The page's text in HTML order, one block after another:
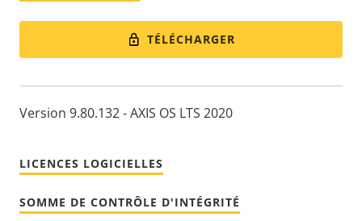
TÉLÉCHARGER
Version 9.80.132 - AXIS OS LTS 2020
LICENCES LOGICIELLES
SOMME DE CONTRÔLE D'INTÉGRITÉ